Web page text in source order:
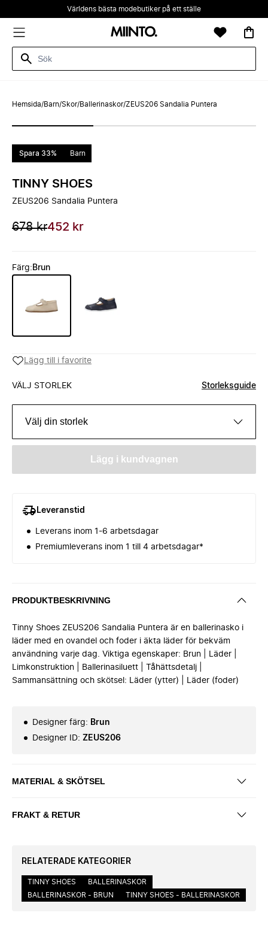
Världens bästa modebutiker på ett ställe
Hemsida/Barn/Skor/Ballerinaskor/ZEUS206 Sandalia Puntera
Spara 33% Barn
TINNY SHOES
ZEUS206 Sandalia Puntera
678 kr452 kr
Färg: Brun
Lägg till i favorite
VÄLJ STORLEK Storleksguide
Välj din storlek
Lägg i kundvagnen
Leveranstid
Leverans inom 1-6 arbetsdagar
Premiumleverans inom 1 till 4 arbetsdagar*
PRODUKTBESKRIVNING
Tinny Shoes ZEUS206 Sandalia Puntera är en ballerinasko i
läder med en ovandel och foder i äkta läder för bekväm
användning varje dag. Viktiga egenskaper: Brun | Läder |
Limkonstruktion | Ballerinasiluett | Tåhättsdetalj |
Sammansättning och skötsel: Läder (ytter) | Läder (foder)
Designer färg: Brun
Designer ID: ZEUS206
MATERIAL & SKÖTSEL
FRAKT & RETUR
RELATERADE KATEGORIER
TINNY SHOES
BALLERINASKOR
BALLERINASKOR - BRUN
TINNY SHOES - BALLERINASKOR